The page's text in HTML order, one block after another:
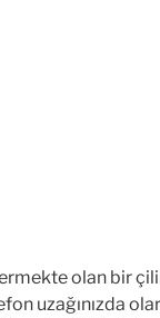
olan bir
uzağınızda